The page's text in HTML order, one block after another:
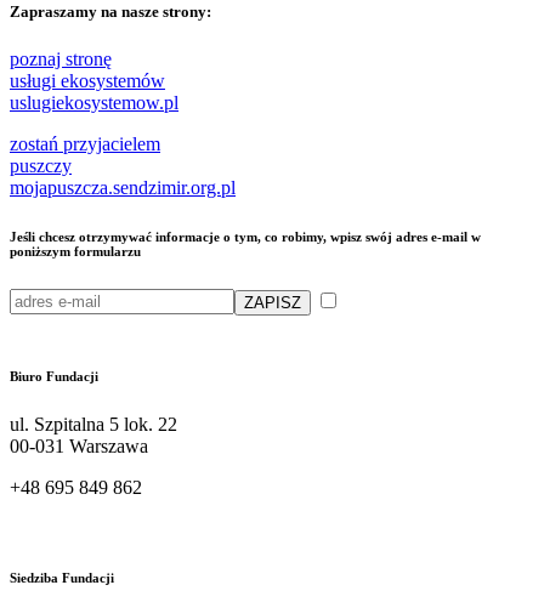
Zapraszamy na nasze strony:
poznaj stronę
usługi ekosystemów
uslugiekosystemow.pl
zostań przyjacielem
puszczy
mojapuszcza.sendzimir.org.pl
Jeśli chcesz otrzymywać informacje o tym, co robimy, wpisz swój adres e-mail w
poniższym formularzu
Biuro Fundacji
ul. Szpitalna 5 lok. 22
00-031 Warszawa
+48 695 849 862
Siedziba Fundacji